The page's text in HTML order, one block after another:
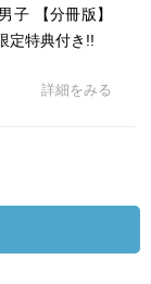
子 【分冊版】
定特典付き!!
詳細をみる